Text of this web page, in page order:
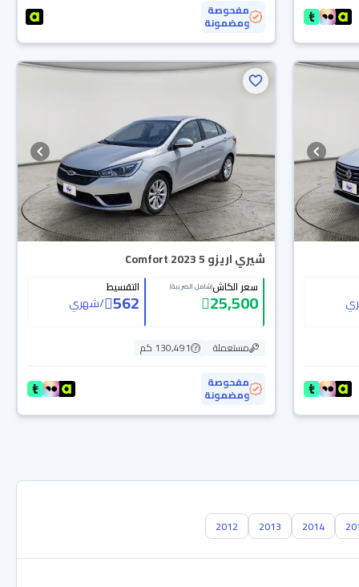
مفحوصة
ومضمونة
شيري اريزو 5 Comfort 2023
سعر الكاش(شامل الضريبة)
25,500
التقسيط
562
/شهري
مستعملة
130,491 كم
مفحوصة
ومضمونة
2014
2013
2012